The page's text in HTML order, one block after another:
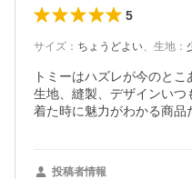
5
サイズ ： ちょうどよい、 生地 ：
トミーはハズレが今のとこ
生地、縫製、デザインいつ
着た時に魅力がわかる商品
投稿者情報